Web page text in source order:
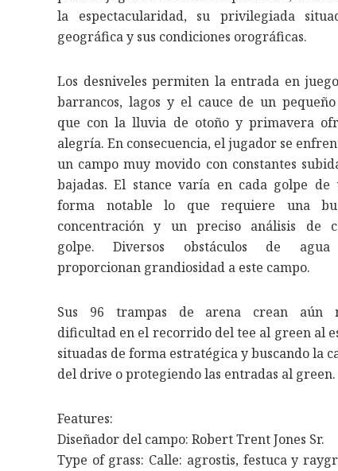
la espectacularidad, su privilegiada
geográfica y sus condiciones orográficas.
Los desniveles permiten la entrada en
barrancos, lagos y el cauce de un
que con la lluvia de otoño y primavera
alegría. En consecuencia, el jugador se
un campo muy movido con constantes
bajadas. El stance varía en cada golpe de
forma notable lo que requiere una
concentración y un preciso análisis de
golpe. Diversos obstáculos de
proporcionan grandiosidad a este campo.
Sus 96 trampas de arena crean aún
dificultad en el recorrido del tee al green al
situadas de forma estratégica y buscando la
del drive o protegiendo las entradas al green.
Features:
Diseñador del campo: Robert Trent Jones Sr.
Type of grass: Calle: agrostis, festuca y